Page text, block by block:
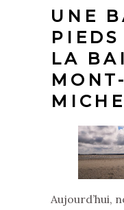
UNE
LA
Aujourd’hui,